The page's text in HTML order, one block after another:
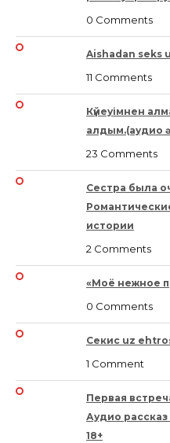
0 Comments
Aishadan seks
11 Comments
Күйеуімнен
алдым.(аудио
23 Comments
Сестра была
истории
2 Comments
«Моё нежное
0 Comments
Секис uz
1 Comment
Первая
Аудио
18+